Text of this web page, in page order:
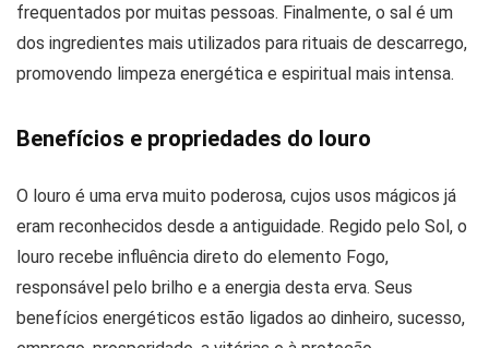
frequentados por muitas pessoas. Finalmente, o sal é um
dos ingredientes mais utilizados para rituais de descarrego,
promovendo limpeza energética e espiritual mais intensa.
Benefícios e propriedades do louro
O louro é uma erva muito poderosa, cujos usos mágicos já
eram reconhecidos desde a antiguidade. Regido pelo Sol, o
louro recebe influência direto do elemento Fogo,
responsável pelo brilho e a energia desta erva. Seus
benefícios energéticos estão ligados ao dinheiro, sucesso,